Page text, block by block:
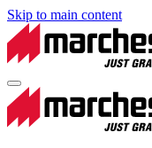
Skip to main content